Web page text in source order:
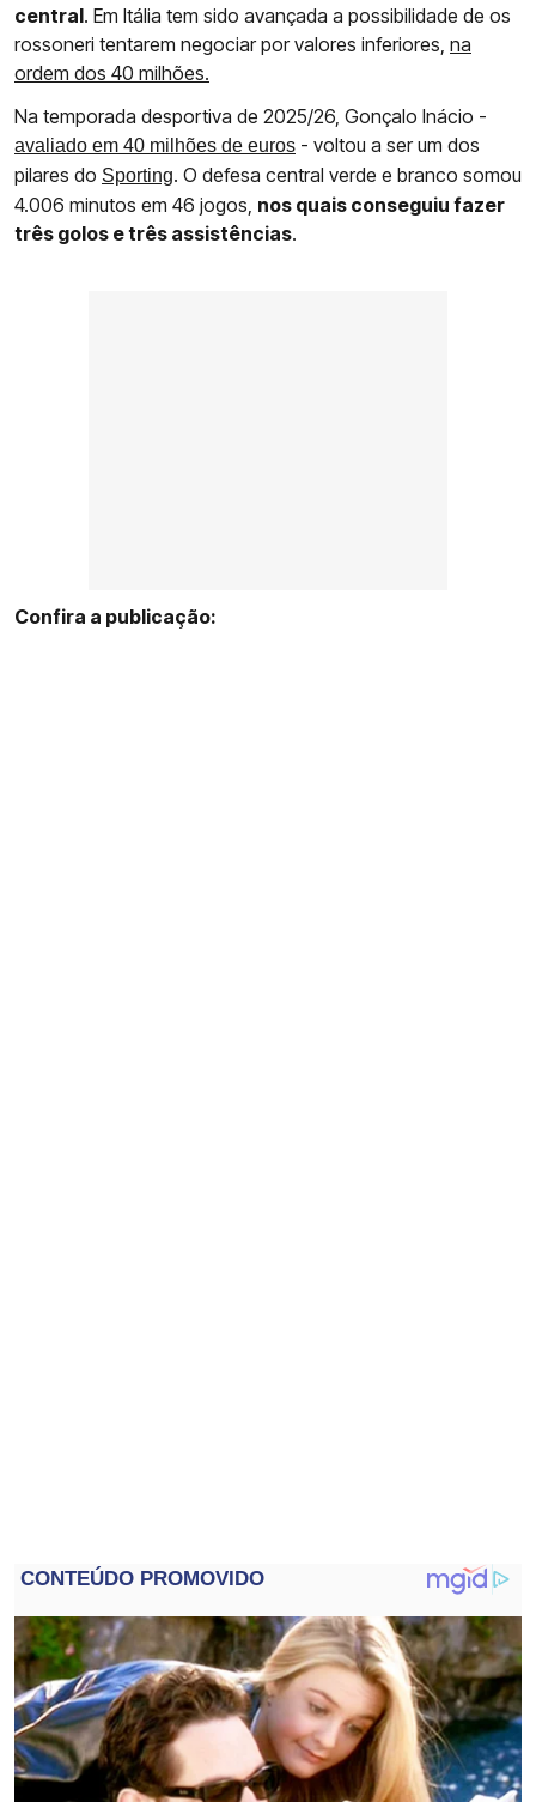
central. Em Itália tem sido avançada a possibilidade de os
rossoneri tentarem negociar por valores inferiores, na
ordem dos 40 milhões.
Na temporada desportiva de 2025/26, Gonçalo Inácio -
avaliado em 40 milhões de euros - voltou a ser um dos
pilares do Sporting. O defesa central verde e branco somou
4.006 minutos em 46 jogos, nos quais conseguiu fazer
três golos e três assistências.
Confira a publicação: